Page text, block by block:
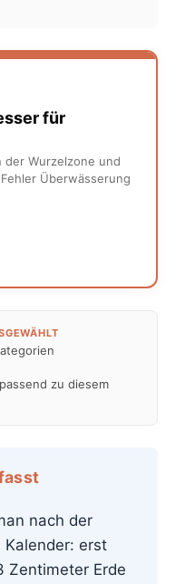
für
Wurzelzone und
Überwässerung
zu diesem
nach der
Kalender: erst
Zentimeter Erde